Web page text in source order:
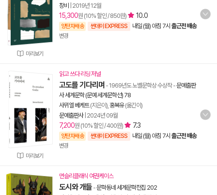
미리보기
창비
2019년 12월
15,300원 (10% 할인 / 850원) 10.0
양탄자배송 썬데이 EXPRESS 내일 (월) 아침 7시 출근전 배송
변경
미리보기
읽고 쓰다 리딩 저널
고도를 기다리며 - 1969년도 노벨문학상 수상작-문예출판
사 세계문학 (문예 세계문학선) 78
사뮈엘 베케트(지은이), 홍복유(옮긴이)
문예출판사| 2024년 09월
7,200원 (10% 할인 / 400원) 7.3
양탄자배송 썬데이 EXPRESS 내일 (월) 아침 7시 출근전 배송
변경
먼슬리클래식 여권케이스
도시와 개들 -문학동네 세계문학전집 202